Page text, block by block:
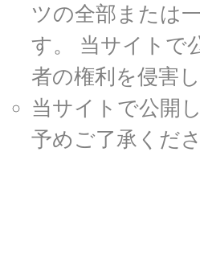
ツの全部または
す。 当サイトで
者の権利を侵害
当サイトで公開
予めご了承くださ